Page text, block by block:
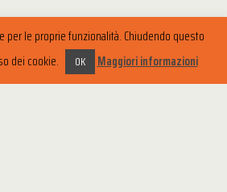
per le proprie funzionalità. Chiudendo questo
dei cookie.
OK Maggiori informazioni